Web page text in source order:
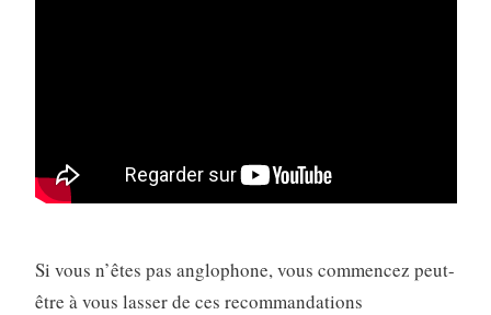
Si vous n’êtes pas anglophone, vous commencez peut-
être à vous lasser de ces recommandations